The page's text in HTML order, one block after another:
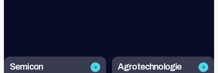
Semicon Agrotechnologie